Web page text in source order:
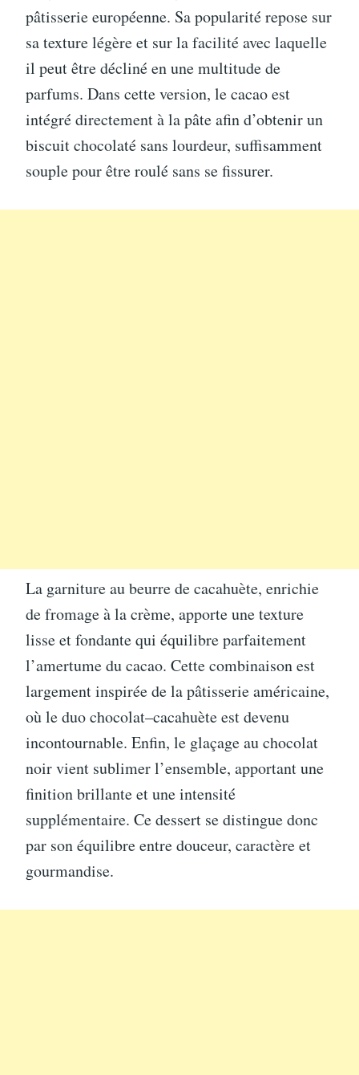
pâtisserie européenne. Sa popularité repose sur
sa texture légère et sur la facilité avec laquelle
il peut être décliné en une multitude de
parfums. Dans cette version, le cacao est
intégré directement à la pâte afin d’obtenir un
biscuit chocolaté sans lourdeur, suffisamment
souple pour être roulé sans se fissurer.
La garniture au beurre de cacahuète, enrichie
de fromage à la crème, apporte une texture
lisse et fondante qui équilibre parfaitement
l’amertume du cacao. Cette combinaison est
largement inspirée de la pâtisserie américaine,
où le duo chocolat–cacahuète est devenu
incontournable. Enfin, le glaçage au chocolat
noir vient sublimer l’ensemble, apportant une
finition brillante et une intensité
supplémentaire. Ce dessert se distingue donc
par son équilibre entre douceur, caractère et
gourmandise.